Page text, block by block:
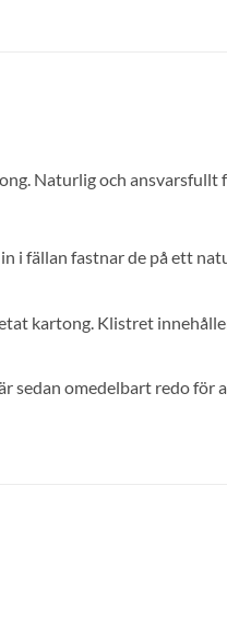
Naturlig och ansvarsfullt
i fällan fastnar de på ett
kartong. Klistret
sedan omedelbart redo för